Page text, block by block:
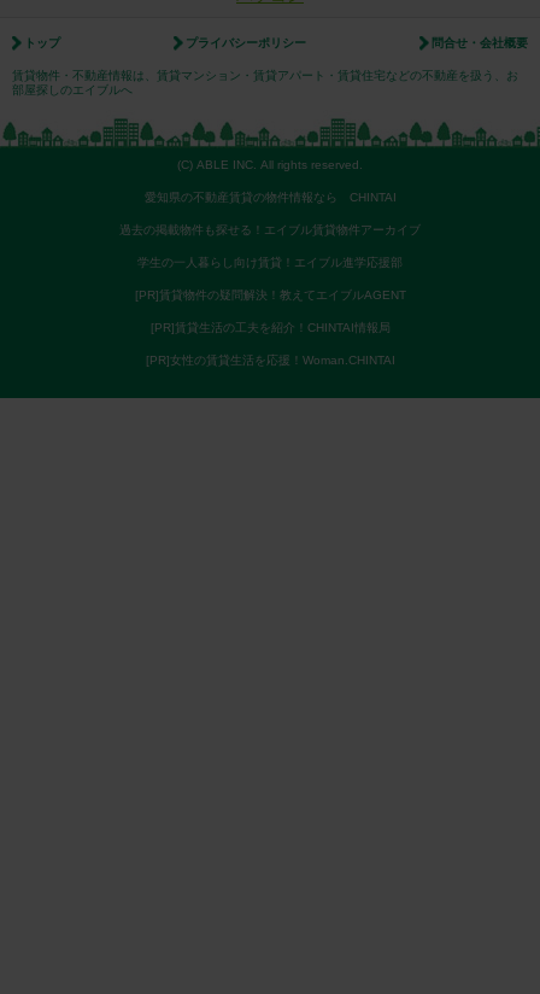
トップ プライバシーポリシー 問合せ・会社概要
賃貸物件・不動産情報は、賃貸マンション・賃貸アパート・賃貸住宅などの不動産を扱う、お
部屋探しのエイブルへ
(C) ABLE INC. All rights reserved.
愛知県の不動産賃貸の物件情報なら CHINTAI
過去の掲載物件も探せる！エイブル賃貸物件アーカイブ
学生の一人暮らし向け賃貸！エイブル進学応援部
[PR]賃貸物件の疑問解決！教えてエイブルAGENT
[PR]賃貸生活の工夫を紹介！CHINTAI情報局
[PR]女性の賃貸生活を応援！Woman.CHINTAI